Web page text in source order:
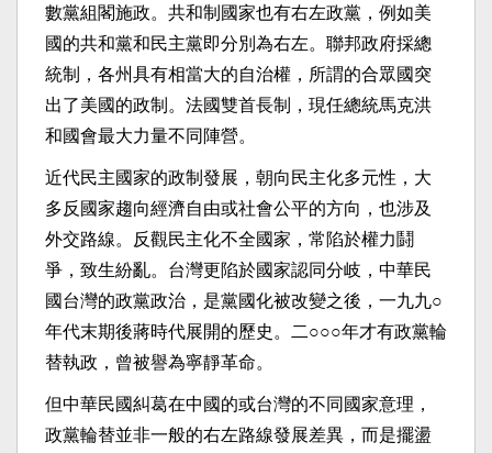
數黨組閣施政。共和制國家也有右左政黨，例如美
國的共和黨和民主黨即分別為右左。聯邦政府採總
統制，各州具有相當大的自治權，所謂的合眾國突
出了美國的政制。法國雙首長制，現任總統馬克洪
和國會最大力量不同陣營。
近代民主國家的政制發展，朝向民主化多元性，大
多反國家趨向經濟自由或社會公平的方向，也涉及
外交路線。反觀民主化不全國家，常陷於權力鬪
爭，致生紛亂。台灣更陷於國家認同分岐，中華民
國台灣的政黨政治，是黨國化被改變之後，一九九○
年代末期後蔣時代展開的歷史。二○○○年才有政黨輪
替執政，曾被譽為寧靜革命。
但中華民國糾葛在中國的或台灣的不同國家意理，
政黨輪替並非一般的右左路線發展差異，而是擺盪